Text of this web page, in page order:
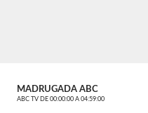
MADRUGADA ABC
ABC TV DE 00:00:00 A 04:59:00